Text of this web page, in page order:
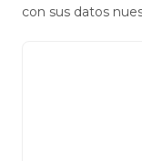
con sus datos